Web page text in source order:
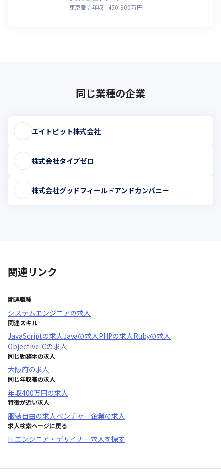
東京都
年収 : 450-800万円
同じ業種の企業
エイトビット株式会社
株式会社タイプゼロ
株式会社グッドフィールドアンドカンパニー
関連リンク
関連職種
システムエンジニアの求人
関連スキル
JavaScriptの求人Javaの求人PHPの求人Rubyの求人
Objective-Cの求人
同じ勤務地の求人
大阪府の求人
同じ年収帯の求人
年収400万円の求人
特徴が近い求人
服装自由の求人ベンチャー企業の求人
求人検索ページに戻る
ITエンジニア・デザイナー求人を探す